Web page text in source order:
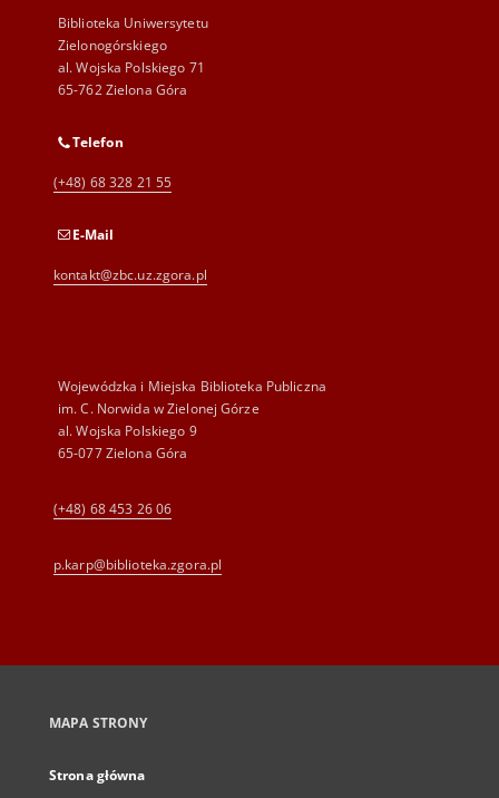
Biblioteka Uniwersytetu
Zielonogórskiego
al. Wojska Polskiego 71
65-762 Zielona Góra
Telefon
(+48) 68 328 21 55
E-Mail
kontakt@zbc.uz.zgora.pl
Wojewódzka i Miejska Biblioteka Publiczna
im. C. Norwida w Zielonej Górze
al. Wojska Polskiego 9
65-077 Zielona Góra
(+48) 68 453 26 06
p.karp@biblioteka.zgora.pl
MAPA STRONY
Strona główna